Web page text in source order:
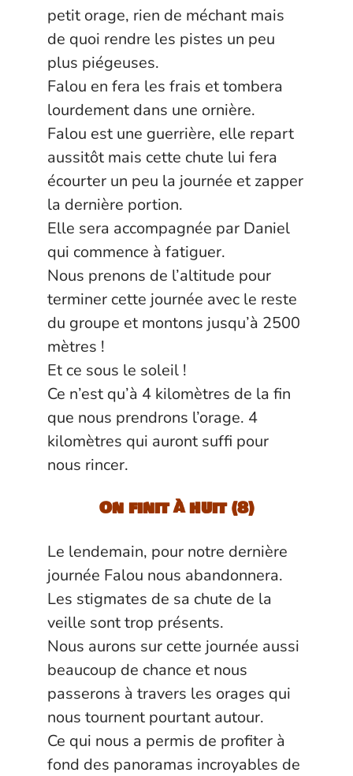
petit orage, rien de méchant mais
de quoi rendre les pistes un peu
plus piégeuses.
Falou en fera les frais et tombera
lourdement dans une ornière.
Falou est une guerrière, elle repart
aussitôt mais cette chute lui fera
écourter un peu la journée et zapper
la dernière portion.
Elle sera accompagnée par Daniel
qui commence à fatiguer.
Nous prenons de l’altitude pour
terminer cette journée avec le reste
du groupe et montons jusqu’à 2500
mètres !
Et ce sous le soleil !
Ce n’est qu’à 4 kilomètres de la fin
que nous prendrons l’orage. 4
kilomètres qui auront suffi pour
nous rincer.
On finit à huit (8)
Le lendemain, pour notre dernière
journée Falou nous abandonnera.
Les stigmates de sa chute de la
veille sont trop présents.
Nous aurons sur cette journée aussi
beaucoup de chance et nous
passerons à travers les orages qui
nous tournent pourtant autour.
Ce qui nous a permis de profiter à
fond des panoramas incroyables de